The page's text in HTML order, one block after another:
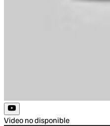
Video no disponible